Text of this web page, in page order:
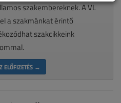
szakembereknek. A VL
a szakmánkat érintő
szakcikkeink
ELŐFIZETÉS →